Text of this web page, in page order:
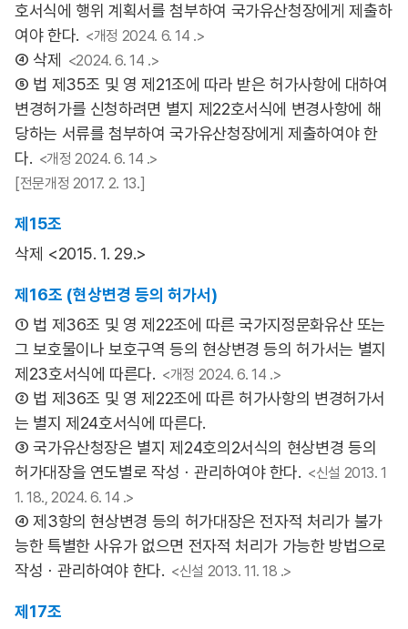
호서식에 행위 계획서를 첨부하여 국가유산청장에게 제출하
여야 한다. <개정 2024. 6. 14 .>
④ 삭제 <2024. 6. 14 .>
⑤ 법 제35조 및 영 제21조에 따라 받은 허가사항에 대하여
변경허가를 신청하려면 별지 제22호서식에 변경사항에 해
당하는 서류를 첨부하여 국가유산청장에게 제출하여야 한
다. <개정 2024. 6. 14 .>
[전문개정 2017. 2. 13.]
제15조
삭제 <2015. 1. 29.>
제16조 (현상변경 등의 허가서)
① 법 제36조 및 영 제22조에 따른 국가지정문화유산 또는
그 보호물이나 보호구역 등의 현상변경 등의 허가서는 별지
제23호서식에 따른다. <개정 2024. 6. 14 .>
② 법 제36조 및 영 제22조에 따른 허가사항의 변경허가서
는 별지 제24호서식에 따른다.
③ 국가유산청장은 별지 제24호의2서식의 현상변경 등의
허가대장을 연도별로 작성ㆍ관리하여야 한다. <신설 2013. 1
1. 18., 2024. 6. 14 .>
④ 제3항의 현상변경 등의 허가대장은 전자적 처리가 불가
능한 특별한 사유가 없으면 전자적 처리가 가능한 방법으로
작성ㆍ관리하여야 한다. <신설 2013. 11. 18 .>
제17조